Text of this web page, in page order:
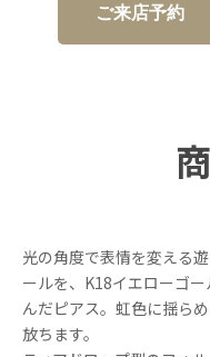
ご来店予約
光の角度で表情を変える
ールを、K18イエローゴ
んだピアス。虹色に揺ら
放ちます。